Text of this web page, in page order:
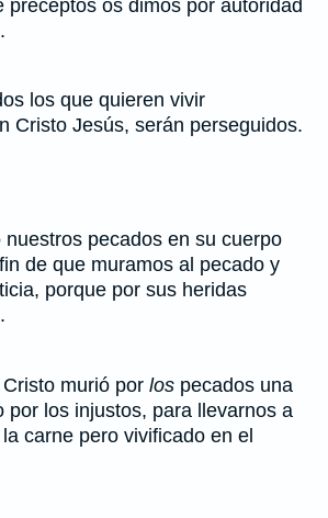
preceptos os dimos por autoridad
los que quieren vivir
Cristo Jesús, serán perseguidos.
pecados en su cuerpo
de que muramos al pecado y
porque por sus heridas
murió por los pecados una
por los injustos, para llevarnos a
carne pero vivificado en el